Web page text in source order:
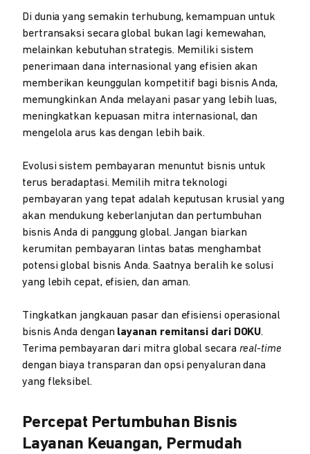
Di dunia yang semakin terhubung, kemampuan untuk
bertransaksi secara global bukan lagi kemewahan,
melainkan kebutuhan strategis. Memiliki sistem
penerimaan dana internasional yang efisien akan
memberikan keunggulan kompetitif bagi bisnis Anda,
memungkinkan Anda melayani pasar yang lebih luas,
meningkatkan kepuasan mitra internasional, dan
mengelola arus kas dengan lebih baik.
Evolusi sistem pembayaran menuntut bisnis untuk
terus beradaptasi. Memilih mitra teknologi
pembayaran yang tepat adalah keputusan krusial yang
akan mendukung keberlanjutan dan pertumbuhan
bisnis Anda di panggung global. Jangan biarkan
kerumitan pembayaran lintas batas menghambat
potensi global bisnis Anda. Saatnya beralih ke solusi
yang lebih cepat, efisien, dan aman.
Tingkatkan jangkauan pasar dan efisiensi operasional
bisnis Anda dengan layanan remitansi dari DOKU.
Terima pembayaran dari mitra global secara real-time
dengan biaya transparan dan opsi penyaluran dana
yang fleksibel.
Percepat Pertumbuhan Bisnis
Layanan Keuangan, Permudah